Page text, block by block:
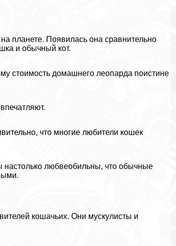
планете. Появилась она сравнительно
и обычный кот.
стоимость домашнего леопарда поистине
что многие любители кошек
настолько любвеобильны, что обычные
кошачьих. Они мускулисты и